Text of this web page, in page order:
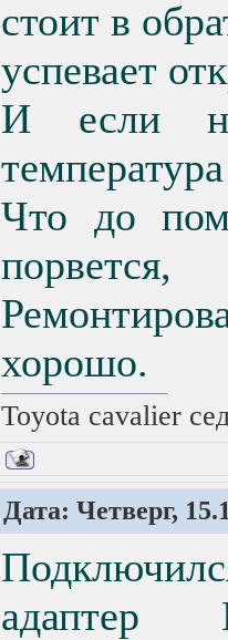
стоит в
успевает
И если
Что до
хорошо.
Toyota cavalier
Дата: Четверг,
адаптер